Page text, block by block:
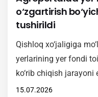
o‘zgartirish
tushirildi
Qishloq xo‘jaligiga
yerlarining yer fondi
ko‘rib chiqish
amalga oshiriladi.
15.07.2026